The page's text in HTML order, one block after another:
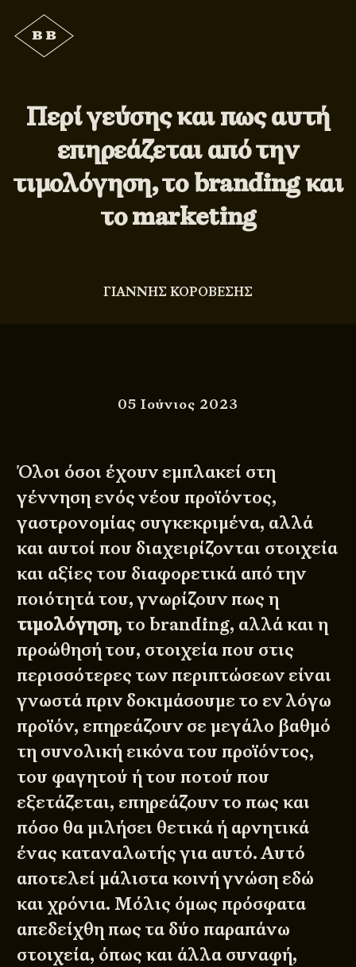
Περί γεύσης και πως αυτή
επηρεάζεται από την
τιμολόγηση, το branding και
το marketing
ΓΙΑΝΝΗΣ ΚΟΡΟΒΕΣΗΣ
05 Ιούνιος 2023
Όλοι όσοι έχουν εμπλακεί στη
γέννηση ενός νέου προϊόντος,
γαστρονομίας συγκεκριμένα, αλλά
και αυτοί που διαχειρίζονται στοιχεία
και αξίες του διαφορετικά από την
ποιότητά του, γνωρίζουν πως η
τιμολόγηση, το branding, αλλά και η
προώθησή του, στοιχεία που στις
περισσότερες των περιπτώσεων είναι
γνωστά πριν δοκιμάσουμε το εν λόγω
προϊόν, επηρεάζουν σε μεγάλο βαθμό
τη συνολική εικόνα του προϊόντος,
του φαγητού ή του ποτού που
εξετάζεται, επηρεάζουν το πως και
πόσο θα μιλήσει θετικά ή αρνητικά
ένας καταναλωτής για αυτό. Αυτό
αποτελεί μάλιστα κοινή γνώση εδώ
και χρόνια. Μόλις όμως πρόσφατα
απεδείχθη πως τα δύο παραπάνω
στοιχεία, όπως και άλλα συναφή,